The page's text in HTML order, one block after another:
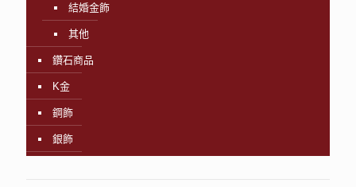
結婚金飾
其他
鑽石商品
K金
鋼飾
銀飾